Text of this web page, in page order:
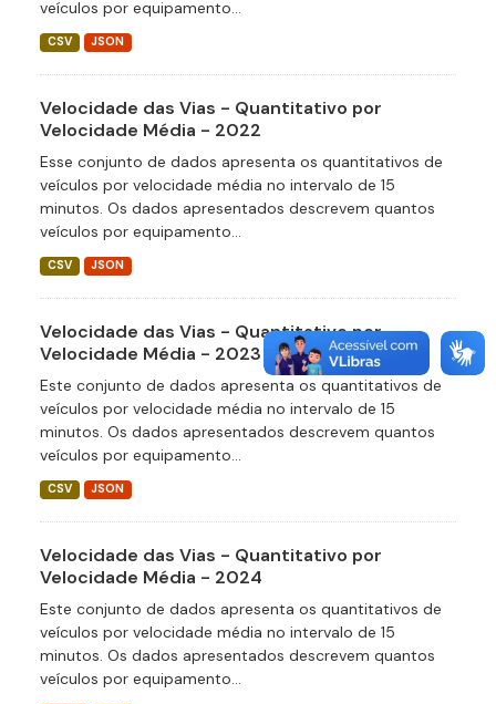
veículos por equipamento...
CSV JSON
Velocidade das Vias - Quantitativo por
Velocidade Média - 2022
Esse conjunto de dados apresenta os quantitativos de
veículos por velocidade média no intervalo de 15
minutos. Os dados apresentados descrevem quantos
veículos por equipamento...
CSV JSON
Velocidade das Vias - Quantitativo por
Velocidade Média - 2023
Este conjunto de dados apresenta os quantitativos de
veículos por velocidade média no intervalo de 15
minutos. Os dados apresentados descrevem quantos
veículos por equipamento...
CSV JSON
Velocidade das Vias - Quantitativo por
Velocidade Média - 2024
Este conjunto de dados apresenta os quantitativos de
veículos por velocidade média no intervalo de 15
minutos. Os dados apresentados descrevem quantos
veículos por equipamento...